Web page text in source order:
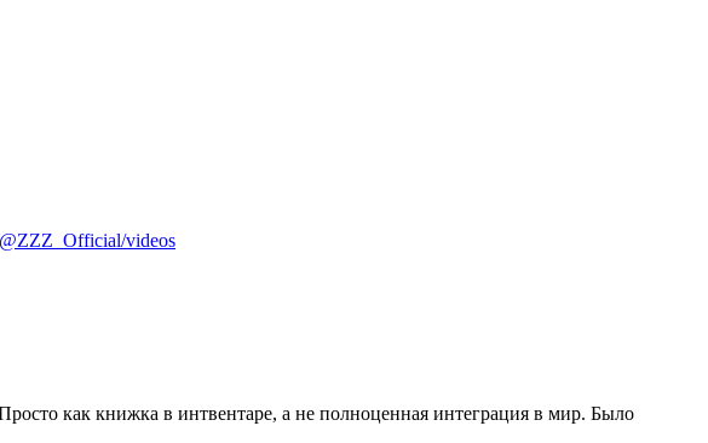
videos
как книжка в интвентаре, а не полноценная интеграция в мир. Было